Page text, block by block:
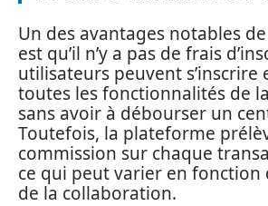
Un des avantages notables de
est qu’il n’y a pas de frais
utilisateurs peuvent s’inscrire
toutes les fonctionnalités de
sans avoir à débourser un
Toutefois, la plateforme
commission sur chaque
ce qui peut varier en fonction
de la collaboration.